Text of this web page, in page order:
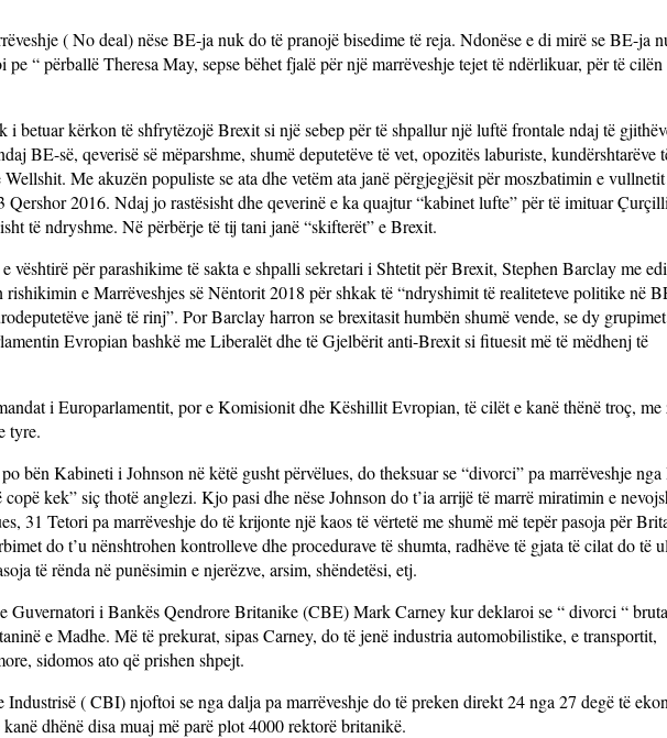
( No deal) nëse BE-ja nuk do të pranojë bisedime të reja. Ndonëse e di mirë se BE-ja
“ përballë Theresa May, sepse bëhet fjalë për një marrëveshje tejet të ndërlikuar, për të cilën
i betuar kërkon të shfrytëzojë Brexit si një sebep për të shpallur një luftë frontale ndaj të
BE-së, qeverisë së mëparshme, shumë deputetëve të vet, opozitës laburiste, kundërshtarëve
Me akuzën populiste se ata dhe vetëm ata janë përgjegjësit për moszbatimin e
Qershor 2016. Ndaj jo rastësisht dhe qeverinë e ka quajtur “kabinet lufte” për të imituar
të ndryshme. Në përbërje të tij tani janë “skifterët” e Brexit.
vështirë për parashikime të sakta e shpalli sekretari i Shtetit për Brexit, Stephen Barclay me
e Marrëveshjes së Nëntorit 2018 për shkak të “ndryshimit të realiteteve politike në
janë të rinj”. Por Barclay harron se brexitasit humbën shumë vende, se dy grupimet
Evropian bashkë me Liberalët dhe të Gjelbërit anti-Brexit si fituesit më të mëdhenj të
i Europarlamentit, por e Komisionit dhe Këshillit Evropian, të cilët e kanë thënë troç, me
tyre.
bën Kabineti i Johnson në këtë gusht përvëlues, do theksuar se “divorci” pa marrëveshje
kek” siç thotë anglezi. Kjo pasi dhe nëse Johnson do t’ia arrijë të marrë miratimin e
31 Tetori pa marrëveshje do të krijonte një kaos të vërtetë me shumë më tepër pasoja për
do t’u nënshtrohen kontrolleve dhe procedurave të shumta, radhëve të gjata të cilat do të
të rënda në punësimin e njerëzve, arsim, shëndetësi, etj.
Guvernatori i Bankës Qendrore Britanike (CBE) Mark Carney kur deklaroi se “ divorci “
e Madhe. Më të prekurat, sipas Carney, do të jenë industria automobilistike, e transportit,
sidomos ato që prishen shpejt.
( CBI) njoftoi se nga dalja pa marrëveshje do të preken direkt 24 nga 27 degë të
dhënë disa muaj më parë plot 4000 rektorë britanikë.